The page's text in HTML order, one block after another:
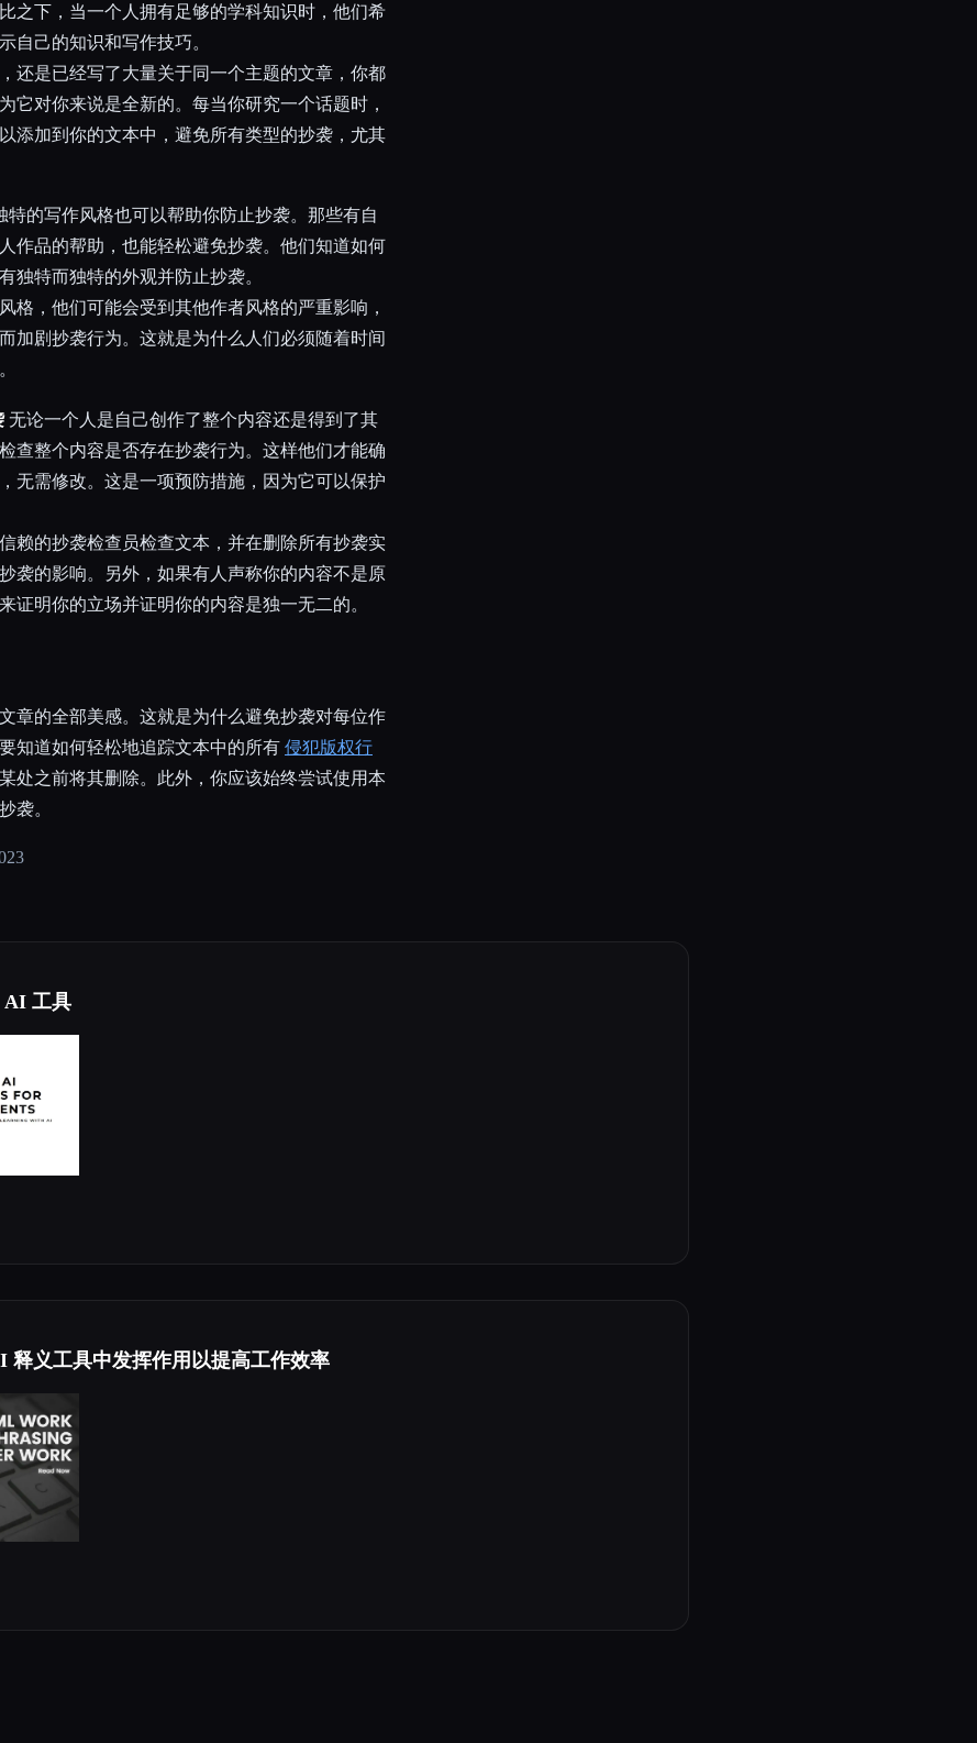
之下，当一个人拥有足够的学科知识时，他们希
自己的知识和写作技巧。
还是已经写了大量关于同一个主题的文章，你都
它对你来说是全新的。每当你研究一个话题时，
添加到你的文本中，避免所有类型的抄袭，尤其
特的写作风格也可以帮助你防止抄袭。那些有自
作品的帮助，也能轻松避免抄袭。他们知道如何
独特而独特的外观并防止抄袭。
格，他们可能会受到其他作者风格的严重影响，
加剧抄袭行为。这就是为什么人们必须随着时间
无论一个人是自己创作了整个内容还是得到了其
查整个内容是否存在抄袭行为。这样他们才能确
无需修改。这是一项预防措施，因为它可以保护
赖的抄袭检查员检查文本，并在删除所有抄袭实
袭的影响。另外，如果有人声称你的内容不是原
证明你的立场并证明你的内容是独一无二的。
章的全部美感。这就是为什么避免抄袭对每位作
知道如何轻松地追踪文本中的所有 侵犯版权行
处之前将其删除。此外，你应该始终尝试使用本
袭。
AI 工具
释义工具中发挥作用以提高工作效率